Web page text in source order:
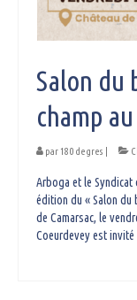
Salon du
champ
par 180 degres
Arboga et le
édition du « Salon du
de Camarsac, le
Coeurdevey est